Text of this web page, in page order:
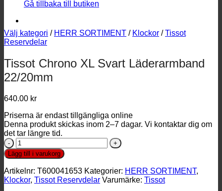
Gå tillbaka till butiken
Välj kategori / HERR SORTIMENT / Klockor / Tissot
Reservdelar
Tissot Chrono XL Svart Läderarmband
22/20mm
640.00 kr
Priserna är endast tillgängliga online
Denna produkt skickas inom 2–7 dagar. Vi kontaktar dig om
det tar längre tid.
Tissot
Chrono
XL
Svart
Läderarmband
22/20mm
Lägg till i varukorg
Artikelnr: T600041653 Kategorier: HERR SORTIMENT,
Klockor, Tissot Reservdelar Varumärke: Tissot